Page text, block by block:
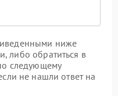
ниже
либо обратиться в
следующему
не нашли ответ на